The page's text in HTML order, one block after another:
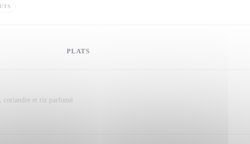
PLATS
coriandre et riz parfumé